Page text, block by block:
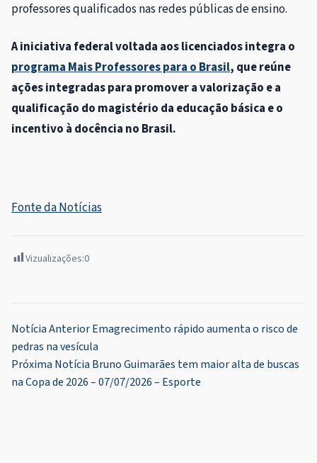
professores qualificados nas redes públicas de ensino.
A iniciativa federal voltada aos licenciados integra o
programa Mais Professores para o Brasil, que reúne
ações integradas para promover a valorização e a
qualificação do magistério da educação básica e o
incentivo à docência no Brasil.
Fonte da Notícias
Vizualizações:0
Navegação
de
Post
Notícia AnteriorEmagrecimento rápido aumenta o risco de
pedras na vesícula
Próxima Notícia Bruno Guimarães tem maior alta de buscas
na Copa de 2026 – 07/07/2026 – Esporte